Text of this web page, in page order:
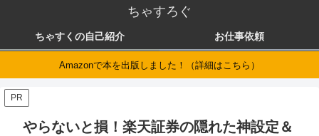
ちゃすろぐ
ちゃすくの自己紹介 お仕事依頼
Amazonで本を出版しました！（詳細はこちら）
PR
やらないと損！楽天証券の隠れた神設定＆